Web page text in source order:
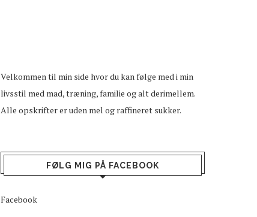
Velkommen til min side hvor du kan følge med i min
livsstil med mad, træning, familie og alt derimellem.
Alle opskrifter er uden mel og raffineret sukker.
FØLG MIG PÅ FACEBOOK
Facebook